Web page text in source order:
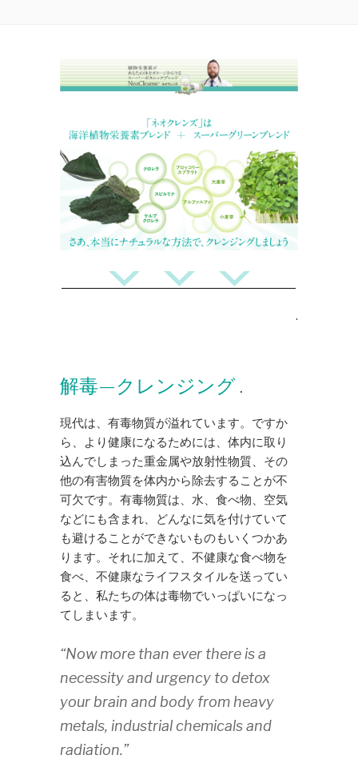
.
解毒—クレンジング.
現代は、有毒物質が溢れています。ですか
ら、より健康になるためには、体内に取り
込んでしまった重金属や放射性物質、その
他の有害物質を体内から除去することが不
可欠です。有毒物質は、水、食べ物、空気
などにも含まれ、どんなに気を付けていて
も避けることができないものもいくつかあ
ります。それに加えて、不健康な食べ物を
食べ、不健康なライフスタイルを送ってい
ると、私たちの体は毒物でいっぱいになっ
てしまいます。
“Now more than ever there is a
necessity and urgency to detox
your brain and body from heavy
metals, industrial chemicals and
radiation.”